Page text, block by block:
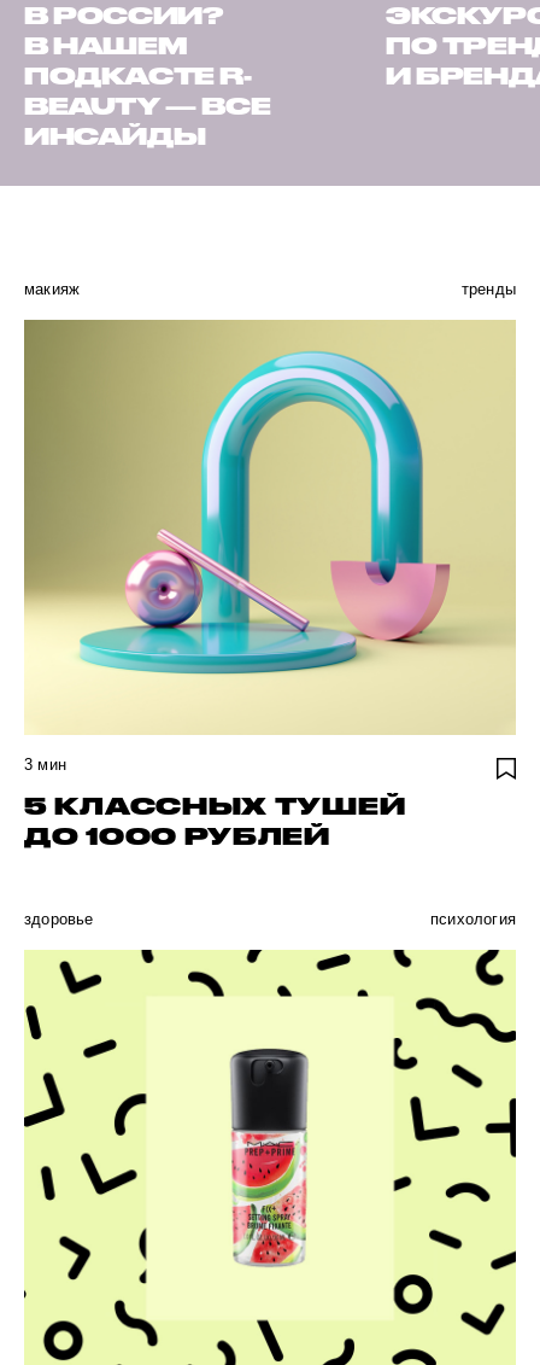
В РОССИИ?
В НАШЕМ
ПОДКАСТЕ R-
BEAUTY — ВСЕ
ИНСАЙДЫ
ПО
И
макияж тренды
3 мин
5 КЛАССНЫХ ТУШЕЙ
ДО 1000 РУБЛЕЙ
здоровье психология